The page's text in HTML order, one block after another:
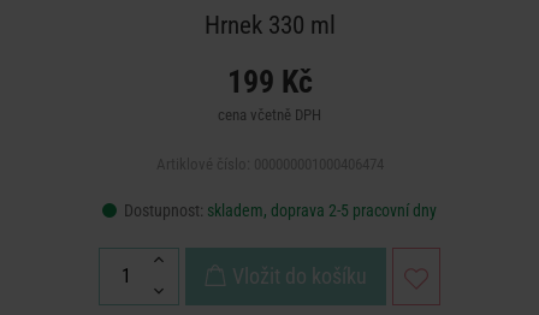
Hrnek 330 ml
199 Kč
cena včetně DPH
Dostupnost: skladem, doprava 2-5 pracovní dny
Vložit do košíku